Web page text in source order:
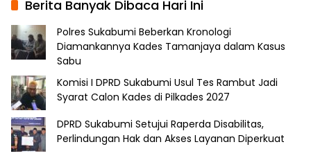
Berita Banyak Dibaca Hari Ini
Polres Sukabumi Beberkan Kronologi
Diamankannya Kades Tamanjaya dalam Kasus
Sabu
Komisi I DPRD Sukabumi Usul Tes Rambut Jadi
Syarat Calon Kades di Pilkades 2027
DPRD Sukabumi Setujui Raperda Disabilitas,
Perlindungan Hak dan Akses Layanan Diperkuat